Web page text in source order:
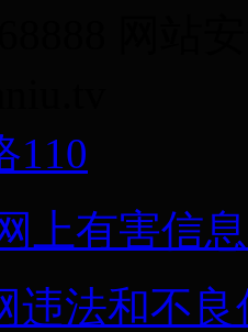
110
上有害信
违法和不